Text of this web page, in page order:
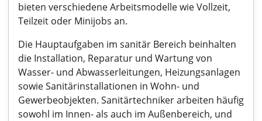
bieten verschiedene Arbeitsmodelle wie Vollzeit,
Teilzeit oder Minijobs an.
Die Hauptaufgaben im sanitär Bereich beinhalten
die Installation, Reparatur und Wartung von
Wasser- und Abwasserleitungen, Heizungsanlagen
sowie Sanitärinstallationen in Wohn- und
Gewerbeobjekten. Sanitärtechniker arbeiten häufig
sowohl im Innen- als auch im Außenbereich, und